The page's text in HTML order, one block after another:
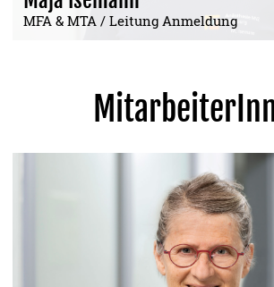
MFA & MTA / Leitung Anmeldung